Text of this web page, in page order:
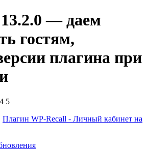
— даем
гостям,
плагина при
5
Плагин WP-Recall - Личный кабинет на